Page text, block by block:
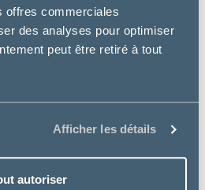
offres commerciales
des analyses pour optimiser
peut être retiré à tout
Afficher les détails
autoriser